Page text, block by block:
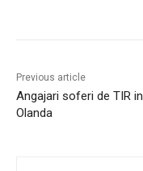
Previous article
Angajari soferi de TIR in
Olanda